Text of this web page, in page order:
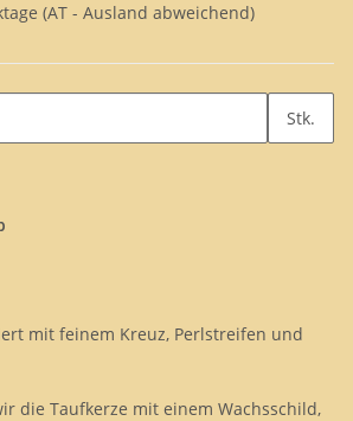
(AT - Ausland abweichend)
Stk.
mit feinem Kreuz, Perlstreifen und
die Taufkerze mit einem Wachsschild,